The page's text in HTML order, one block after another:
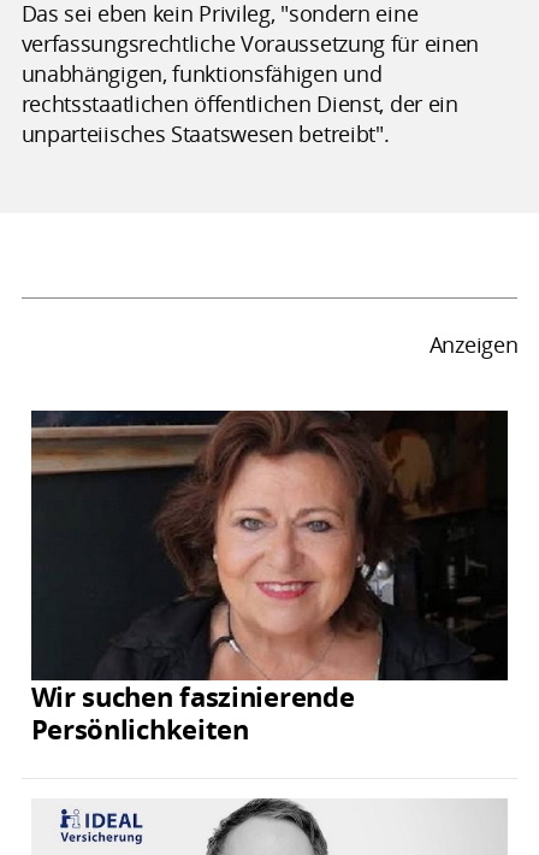
Das sei eben kein Privileg, "sondern eine
verfassungsrechtliche Voraussetzung für einen
unabhängigen, funktionsfähigen und
rechtsstaatlichen öffentlichen Dienst, der ein
unparteiisches Staatswesen betreibt".
Anzeigen
Wir suchen faszinierende
Persönlichkeiten